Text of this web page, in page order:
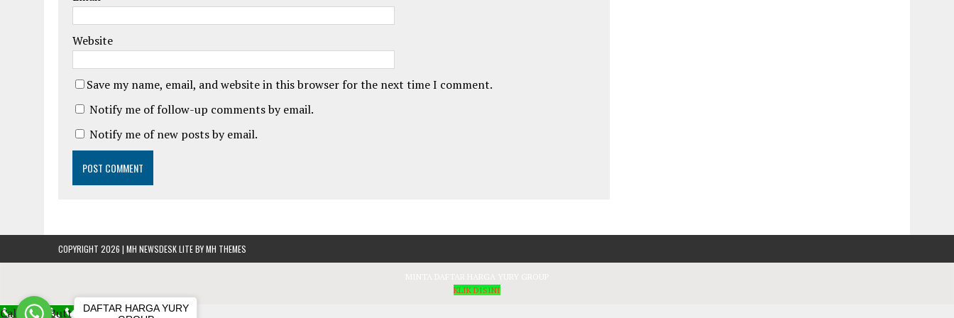
Website
Save my name, email, and website in this browser for the next time I comment.
Notify me of follow-up comments by email.
Notify me of new posts by email.
COPYRIGHT 2026 | MH NEWSDESK LITE BYMH THEMES
KLIK DISINI
Call Now ButtonDAFTAR HARGA YURY